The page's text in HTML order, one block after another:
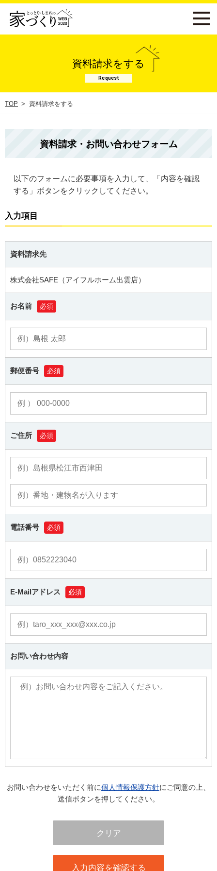
資料請求をする
Request
TOP 資料請求をする
資料請求・お問い合わせフォーム
以下のフォームに必要事項を入力して、「内容を確認
する」ボタンをクリックしてください。
入力項目
資料請求先
株式会社SAFE（アイフルホーム出雲店）
お名前 必須
郵便番号 必須
ご住所 必須
電話番号 必須
E-Mailアドレス 必須
お問い合わせ内容
お問い合わせをいただく前に個人情報保護方針にご同意の上、
送信ボタンを押してください。